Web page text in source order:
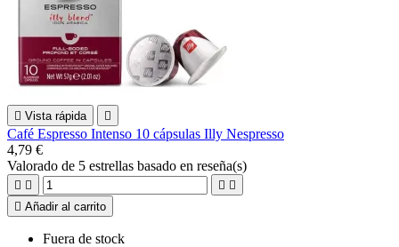
 Vista rápida 
Café Espresso Intenso 10 cápsulas Illy Nespresso
4,79 €
Valorado de 5 estrellas basado en reseña(s)
   
 Añadir al carrito
Fuera de stock